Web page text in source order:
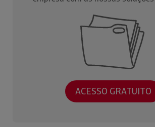
ACESSO GRATUITO